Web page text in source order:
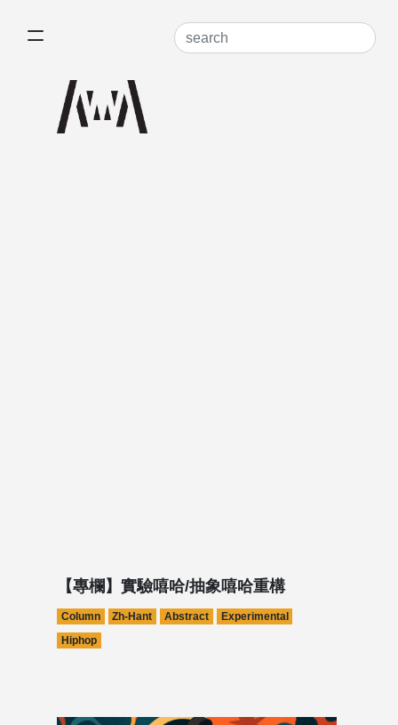
【專欄】實驗嘻哈/抽象嘻哈重構
Column Zh-Hant Abstract
Experimental
Hiphop